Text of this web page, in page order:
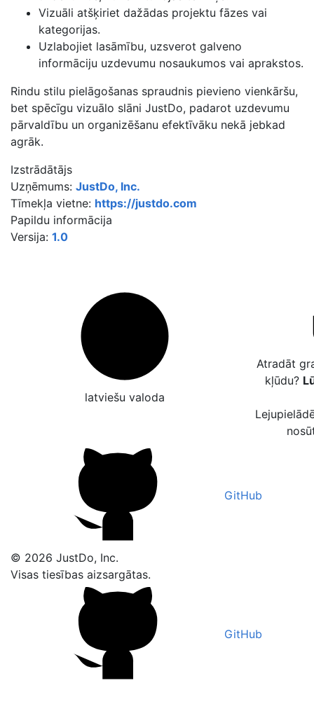
Vizuāli atšķiriet dažādas projektu fāzes vai
kategorijas.
Uzlabojiet lasāmību, uzsverot galveno
informāciju uzdevumu nosaukumos vai aprakstos.
Rindu stilu pielāgošanas spraudnis pievieno vienkāršu,
bet spēcīgu vizuālo slāni JustDo, padarot uzdevumu
pārvaldību un organizēšanu efektīvāku nekā jebkad
agrāk.
Izstrādātājs
Uzņēmums: JustDo, Inc.
Tīmekļa vietne: https://justdo.com
Papildu informācija
Versija: 1.0
latviešu valoda
Atradāt
kļūdu?
GitHub
© 2026 JustDo, Inc.
Visas tiesības aizsargātas.
GitHub